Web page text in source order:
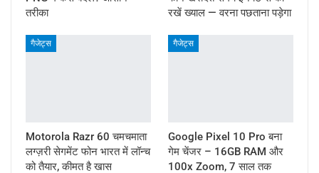
तरीका
रखें ख्याल — वरना पछताना पड़ेगा
गैजेट्स
Motorola Razr 60 चमचमाता
लग्ज़री सेगमेंट फोन भारत में लॉन्च
को तैयार, कीमत है खास
गैजेट्स
Google Pixel 10 Pro बना
गेम चेंजर – 16GB RAM और
100x Zoom, 7 साल तक